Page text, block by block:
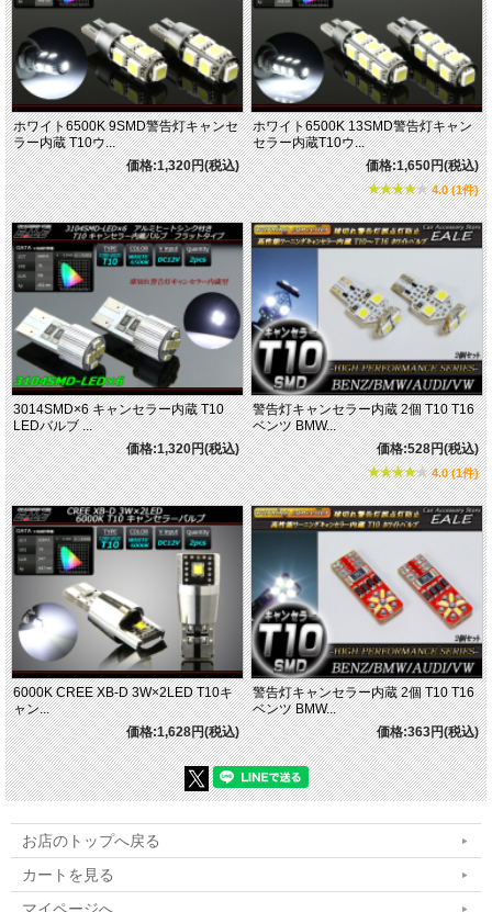
ホワイト6500K 9SMD警告灯キャンセ
ラー内蔵 T10ウ...
価格:1,320円(税込)
ホワイト6500K 13SMD警告灯キャン
セラー内蔵T10ウ...
価格:1,650円(税込)
4.0 (1件)
3014SMD×6 キャンセラー内蔵 T10
LEDバルブ ...
価格:1,320円(税込)
警告灯キャンセラー内蔵 2個 T10 T16
ベンツ BMW...
価格:528円(税込)
4.0 (1件)
6000K CREE XB-D 3W×2LED T10キ
ャン...
価格:1,628円(税込)
警告灯キャンセラー内蔵 2個 T10 T16
ベンツ BMW...
価格:363円(税込)
お店のトップへ戻る
カートを見る